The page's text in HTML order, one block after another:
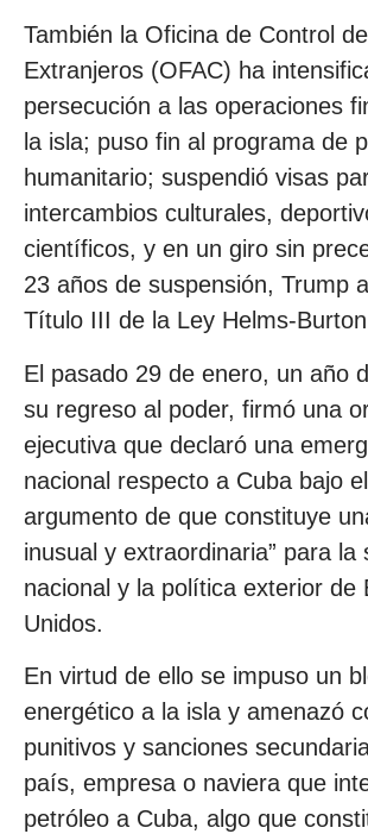
También la Oficina de Control
Extranjeros (OFAC) ha
persecución a las operaciones
la isla; puso fin al programa de
humanitario; suspendió visas
intercambios culturales,
científicos, y en un giro sin
23 años de suspensión, Trump
Título III de la Ley Helms-
El pasado 29 de enero, un año
su regreso al poder, firmó una
ejecutiva que declaró una
nacional respecto a Cuba bajo
argumento de que constituye
inusual y extraordinaria” para la
nacional y la política exterior de
Unidos.
En virtud de ello se impuso un
energético a la isla y amenazó
punitivos y sanciones
país, empresa o naviera que
petróleo a Cuba, algo que